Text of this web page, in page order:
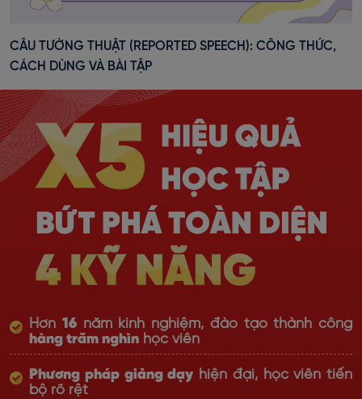
CÂU TƯỜNG THUẬT (REPORTED SPEECH): CÔNG THỨC,
CÁCH DÙNG VÀ BÀI TẬP
Hơn 16năm kinh nghiệm, đào tạo thành công
hàng trăm nghìn học viên
Phương pháp giảng dạy hiện đại, học viên tiến
bộ rõ rệt